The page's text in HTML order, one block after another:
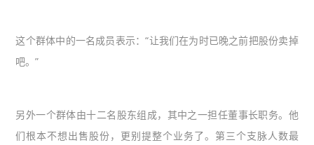
这个群体中的一名成员表示：“让我们在为时已晚之前把股份卖掉
吧。”
另外一个群体由十二名股东组成，其中之一担任董事长职务。他
们根本不想出售股份，更别提整个业务了。第三个支脉人数最